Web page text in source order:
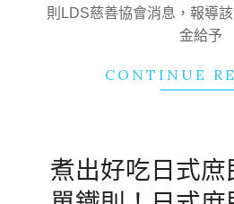
則LDS慈善協會消息，報導
金給予
CONTINUE
煮出好吃日式